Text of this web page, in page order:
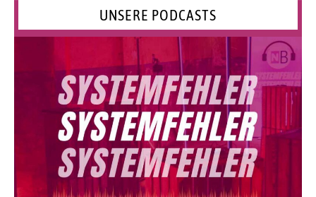
UNSERE PODCASTS